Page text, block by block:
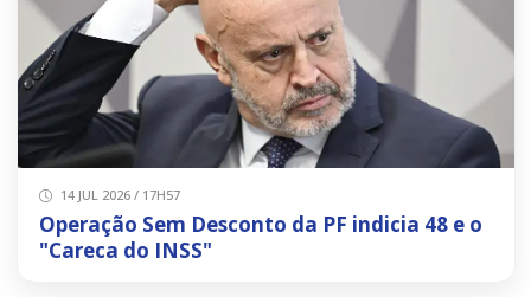
14 JUL 2026 / 17H57
Operação Sem Desconto da PF indicia 48 e o
"Careca do INSS"